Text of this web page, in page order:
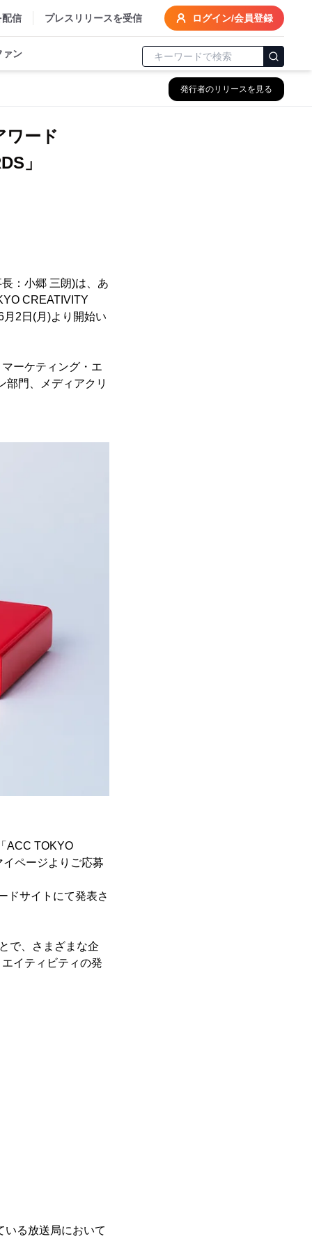
配信 プレスリリースを受信 ログイン/会員登録
ァン
発行者のリリースを見る
ワード
」
：小郷 三朗)は、あ
CREATIVITY
2日(月)より開始い
ーケティング・エ
部門、メディアクリ
ACC TOKYO
ページよりご応募
ドサイトにて発表さ
で、さまざまな企
イティビティの発
いる放送局において